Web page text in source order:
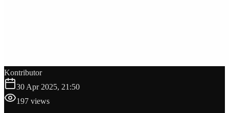
Kontributor
30 Apr 2025, 21:50
197 views